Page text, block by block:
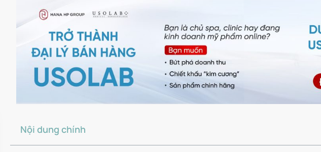
Nội dung chính